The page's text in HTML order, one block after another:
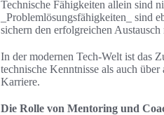
Technische Fähigkeiten allein sind
_Problemlösungsfähigkeiten_ sind
sichern den erfolgreichen
In der modernen Tech-Welt ist das
technische Kenntnisse als auch
Karriere.
Die Rolle von Mentoring und